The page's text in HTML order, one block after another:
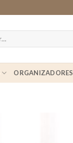
ORGANIZADORES